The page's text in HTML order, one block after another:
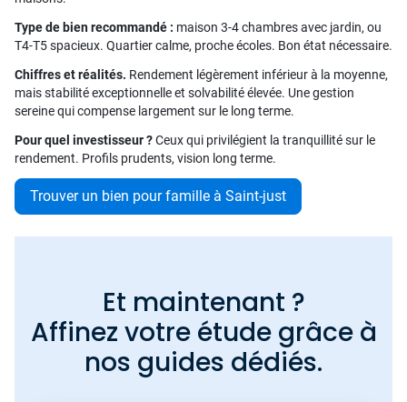
Type de bien recommandé : maison 3-4 chambres avec jardin, ou
T4-T5 spacieux. Quartier calme, proche écoles. Bon état nécessaire.
Chiffres et réalités. Rendement légèrement inférieur à la moyenne,
mais stabilité exceptionnelle et solvabilité élevée. Une gestion
sereine qui compense largement sur le long terme.
Pour quel investisseur ?Ceux qui privilégient la tranquillité sur le
rendement. Profils prudents, vision long terme.
Trouver un bien pour famille à Saint-just
Et maintenant ?
Affinez votre étude grâce à
nos guides dédiés.